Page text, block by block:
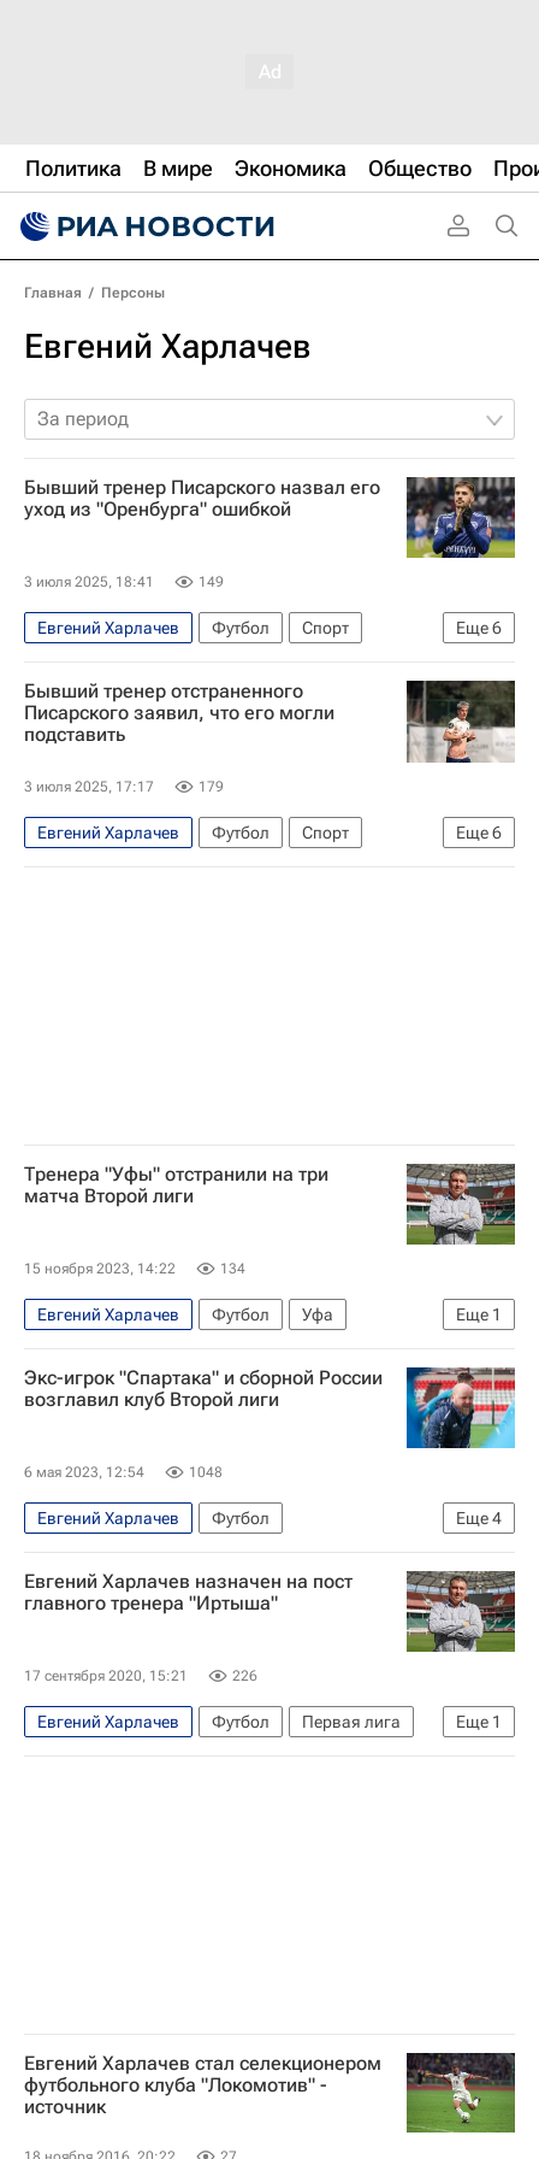
Политика В мире Экономика Общество
Главная / Персоны
Евгений Харлачев
За период
Бывший тренер Писарского назвал его
уход из "Оренбурга" ошибкой
3 июля 2025, 18:41 149
Еще6
Евгений Харлачев Футбол
Спорт
Российский футбольный союз (РФС)
Владимир Писарский (Сычевой)
Сочи
Нижний Новгород
РПЛ 2026-2027 (Чемпионат России по футболу)
Бывший тренер отстраненного
Писарского заявил, что его могли
подставить
3 июля 2025, 17:17 179
Еще6
Евгений Харлачев Футбол
Спорт
Владимир Писарский (Сычевой)
Сочи
Тренера "Уфы" отстранили на три
матча Второй лиги
15 ноября 2023, 14:22 134
Еще 1
Евгений Харлачев Футбол
Уфа
Артур Григорьянц
Экс-игрок "Спартака" и сборной России
возглавил клуб Второй лиги
6 мая 2023, 12:54 1048
Еще4
Евгений Харлачев
Футбол
Денис Бояринцев
Сокол (Саратов)
Спартак Москва
Текстильщик (Иваново)
Евгений Харлачев назначен на пост
главного тренера "Иртыша"
17 сентября 2020, 15:21 226
Еще 1
Евгений Харлачев Футбол
Первая лига
Иртыш (Омск)
Евгений Харлачев стал селекционером
футбольного клуба "Локомотив" -
источник